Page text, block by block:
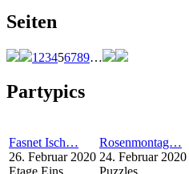
Seiten
1 23456789…
Partypics
Fasnet Isch…
26. Februar 2020
Etage Eins
Rosenmontag…
24. Februar 2020
Puzzles